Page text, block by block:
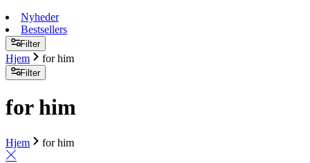
Nyheder
Bestsellers
Filter
Hjem for him
Filter
for him
Hjem for him